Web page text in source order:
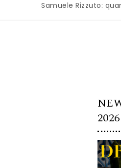
Samuele Rizzuto: quando il
2026